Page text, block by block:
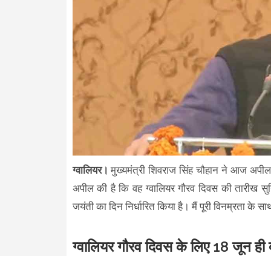
ग्वालियर। मुख्यमंत्री शिवराज सिंह चौहान ने आज अपील
अपील की है कि वह ग्वालियर गौरव दिवस की
जयंती का दिन निर्धारित किया है। मैं पूरी विनम्रता के
ग्वालियर गौरव दिवस के लिए 18 जून ही